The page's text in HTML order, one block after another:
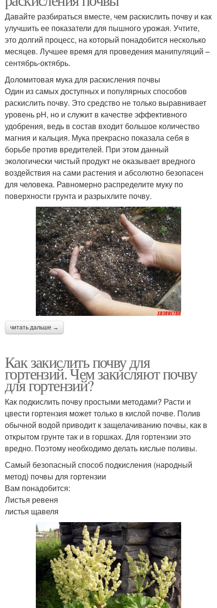
Давайте разбираться вместе, чем раскислить почву и как
улучшить ее показатели для пышного урожая. Учтите,
это долгий процесс, на который понадобится несколько
месяцев. Лучшее время для проведения манипуляций –
сентябрь-октябрь.
Доломитовая мука для раскисления почвы
Один из самых доступных и популярных способов
раскислить почву. Это средство не только выравнивает
уровень pH, но и служит в качестве эффективного
удобрения, ведь в состав входит большое количество
магния и кальция. Мука прекрасно показала себя в
борьбе против вредителей. При этом данный
экологически чистый продукт не оказывает вредного
воздействия на сами растения и абсолютно безопасен
для человека. Равномерно распределите муку по
поверхности грунта и разрыхлите почву.
читать дальше →
Как закислить почву для
гортензий. Чем закисляют почву
для гортензий?
Как подкислить почву простыми методами? Расти и
цвести гортензия может только в кислой почве. Полив
обычной водой приводит к защелачиванию почвы, как в
открытом грунте так и в горшках. Для гортензии это
вредно. Поэтому необходимо делать кислые поливы.
Самый безопасный способ подкисления (народный
метод) почвы для гортензии
Вам понадобится:
Листья ревеня
листья щавеля